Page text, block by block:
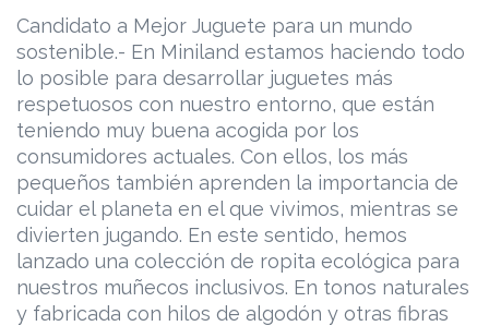
Candidato a Mejor Juguete para un mundo
sostenible.- En Miniland estamos haciendo todo
lo posible para desarrollar juguetes más
respetuosos con nuestro entorno, que están
teniendo muy buena acogida por los
consumidores actuales. Con ellos, los más
pequeños también aprenden la importancia de
cuidar el planeta en el que vivimos, mientras se
divierten jugando. En este sentido, hemos
lanzado una colección de ropita ecológica para
nuestros muñecos inclusivos. En tonos naturales
y fabricada con hilos de algodón y otras fibras